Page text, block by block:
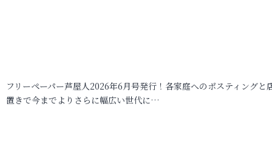
フリーペーパー芦屋人2026年6月号発行！各家庭へのポスティングと
置きで今までよりさらに幅広い世代に…